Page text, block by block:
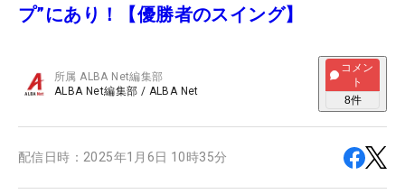
プ”にあり！【優勝者のスイング】
所属ALBA Net編集部
ALBA Net編集部 / ALBA Net
コメン
ト
8件
配信日時： 2025年1月6日 10時35分